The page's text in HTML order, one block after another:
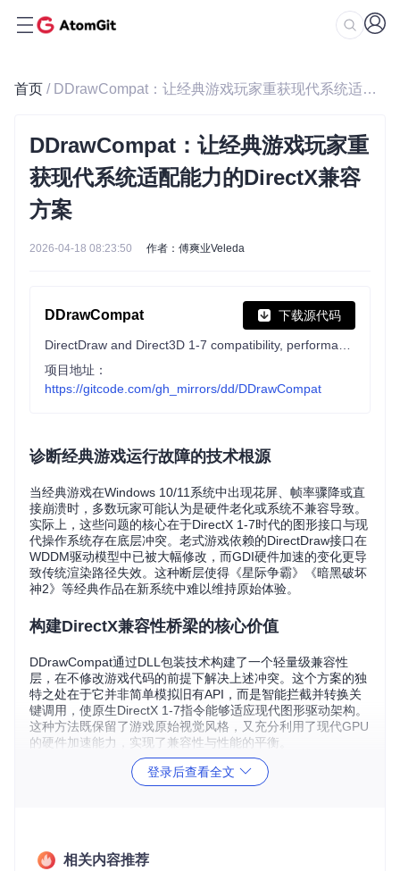
首页 / DDrawCompat：让经典游戏玩家重获现代系统适配能力的DirectX兼容方案
DDrawCompat：让经典游戏玩家重
获现代系统适配能力的DirectX兼容
方案
2026-04-18 08:23:50 作者：傅爽业Veleda
DDrawCompat 下载源代码
项目地址：
https://gitcode.com/gh_mirrors/dd/DDrawCompat
诊断经典游戏运行故障的技术根源
当经典游戏在Windows 10/11系统中出现花屏、帧率骤降或直
接崩溃时，多数玩家可能认为是硬件老化或系统不兼容导致。
实际上，这些问题的核心在于DirectX 1-7时代的图形接口与现
代操作系统存在底层冲突。老式游戏依赖的DirectDraw接口在
WDDM驱动模型中已被大幅修改，而GDI硬件加速的变化更导
致传统渲染路径失效。这种断层使得《星际争霸》《暗黑破坏
神2》等经典作品在新系统中难以维持原始体验。
构建DirectX兼容性桥梁的核心价值
DDrawCompat通过DLL包装技术构建了一个轻量级兼容性
层，在不修改游戏代码的前提下解决上述冲突。这个方案的独
特之处在于它并非简单模拟旧有API，而是智能拦截并转换关
键调用，使原生DirectX 1-7指令能够适应现代图形驱动架构。
这种方法既保留了游戏原始视觉风格，又充分利用了现代GPU
的硬件加速能力，实现了兼容性与性能的平衡。
出现严重的画面撕裂和色彩失真。通过DDrawCompat的表面
登录后查看全文
相关内容推荐